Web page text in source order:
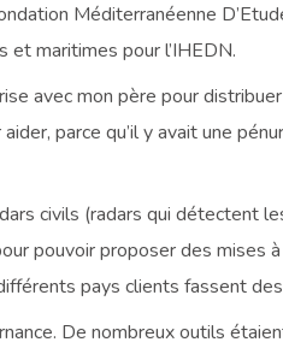
Méditerranéenne
maritimes pour l’IHEDN.
avec mon père pour
parce qu’il y avait une
civils (radars qui détectent
pouvoir proposer des mises
pays clients fassent
De nombreux outils